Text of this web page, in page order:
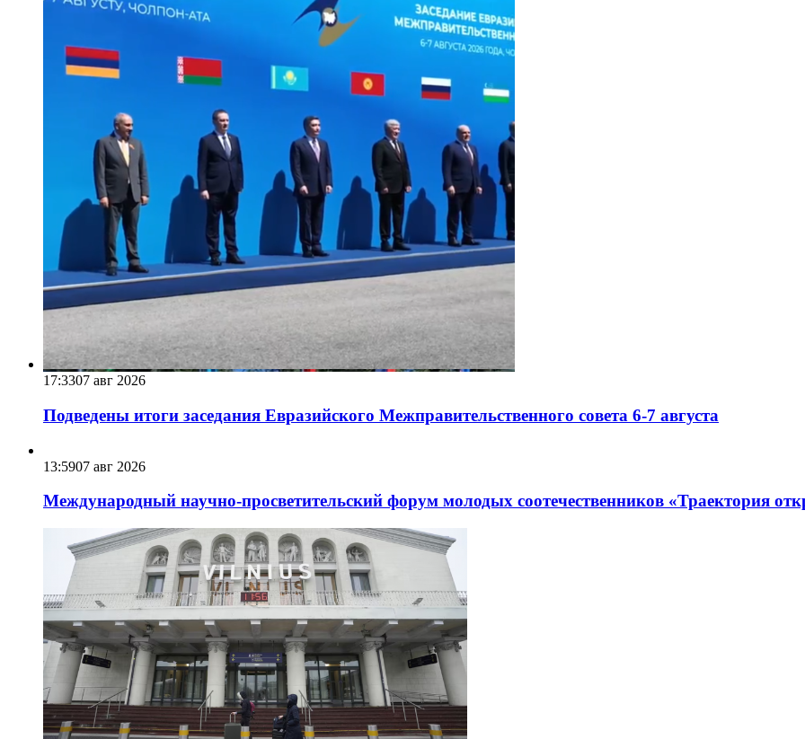
17:3307 авг 2026
Подведены итоги заседания Евразийского Межправительственного совета 6-7 августа
13:5907 авг 2026
Международный научно-просветительский форум молодых соотечественников «Траектория